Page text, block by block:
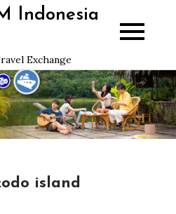
Indonesia
Exchange
island